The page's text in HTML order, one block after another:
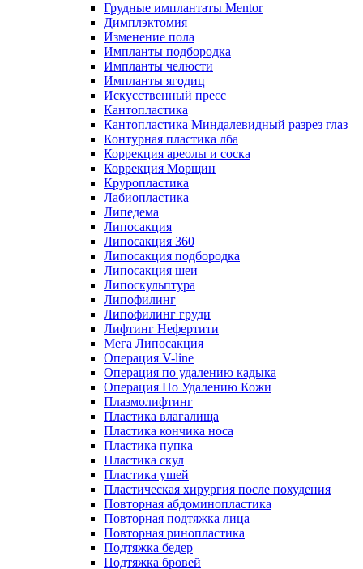
Грудные имплантаты Mentor
Димплэктомия
Изменение пола
Импланты подбородка
Импланты челюсти
Импланты ягодиц
Искусственный пресс
Кантопластика
Кантопластика Миндалевидный разрез глаз
Контурная пластика лба
Коррекция ареолы и соска
Коррекция Морщин
Круропластика
Лабиопластика
Липедема
Липосакция
Липосакция 360
Липосакция подбородка
Липосакция шеи
Липоскульптура
Липофилинг
Липофилинг груди
Лифтинг Нефертити
Мега Липосакция
Операция V-line
Операция по удалению кадыка
Операция По Удалению Кожи
Плазмолифтинг
Пластика влагалища
Пластика кончика носа
Пластика пупка
Пластика скул
Пластика ушей
Пластическая хирургия после похудения
Повторная абдоминопластика
Повторная подтяжка лица
Повторная ринопластика
Подтяжка бедер
Подтяжка бровей